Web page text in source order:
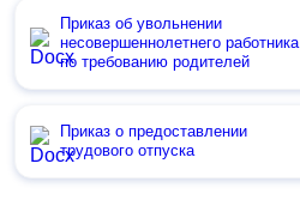
Приказ об увольнении
несовершеннолетнего работника
по требованию родителей
Приказ о предоставлении
трудового отпуска